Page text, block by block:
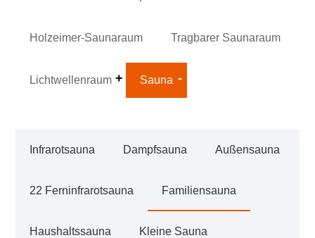
Holzeimer-Saunaraum Tragbarer Saunaraum
Lichtwellenraum Sauna
Infrarotsauna Dampfsauna Außensauna
22 Ferninfrarotsauna Familiensauna
Haushaltssauna Kleine Sauna